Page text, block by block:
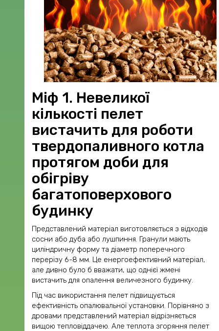
Експорт
+38
(097)
814
53
+38
(095)
514
53
Міф 1. Невеликої
кількості пелет
вистачить для роботи
твердопаливного котла
протягом доби для
обігріву
багатоповерхового
будинку
Представлений матеріал виготовляється з відходів
сосни або дуба або лушпиння. Гранули мають
циліндричну форму та діаметр поперечного
перерізу 6-8 мм. Це енергоефективний матеріал,
але дивно було б вважати, що однієї жмені
вистачить для опалення величезного будинку.
Під час використання пелет підвищується
ефективність опалювальної установки. Порівняно з
дровами представлений матеріал відрізняється
вищою тепловіддачею. Але теплота згоряння пелет